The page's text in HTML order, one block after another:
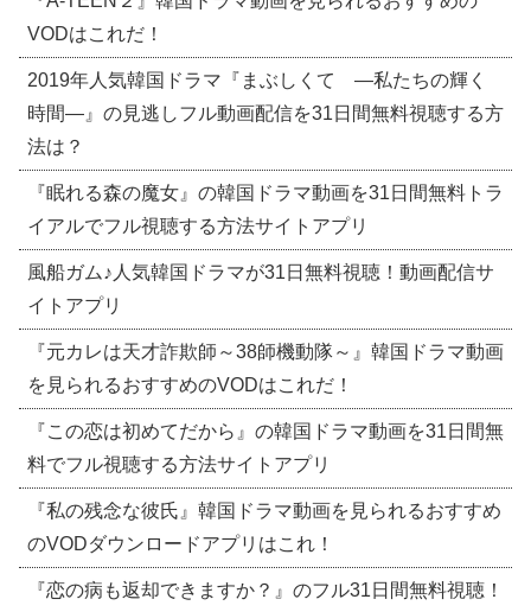
VODはこれだ！
2019年人気韓国ドラマ『まぶしくて ―私たちの輝く
時間―』の見逃しフル動画配信を31日間無料視聴する方
法は？
『眠れる森の魔女』の韓国ドラマ動画を31日間無料トラ
イアルでフル視聴する方法サイトアプリ
風船ガム♪人気韓国ドラマが31日無料視聴！動画配信サ
イトアプリ
『元カレは天才詐欺師～38師機動隊～』韓国ドラマ動画
を見られるおすすめのVODはこれだ！
『この恋は初めてだから』の韓国ドラマ動画を31日間無
料でフル視聴する方法サイトアプリ
『私の残念な彼氏』韓国ドラマ動画を見られるおすすめ
のVODダウンロードアプリはこれ！
『恋の病も返却できますか？』のフル31日間無料視聴！